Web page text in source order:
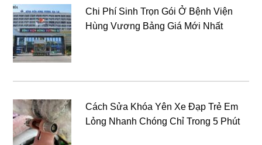
Chi Phí Sinh Trọn Gói Ở Bệnh Viện
Hùng Vương Bảng Giá Mới Nhất
Cách Sửa Khóa Yên Xe Đạp Trẻ Em
Lỏng Nhanh Chóng Chỉ Trong 5 Phút